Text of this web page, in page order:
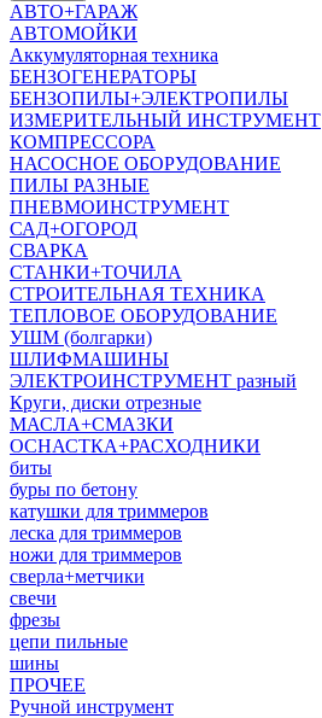
АВТО+ГАРАЖ
АВТОМОЙКИ
Аккумуляторная техника
БЕНЗОГЕНЕРАТОРЫ
БЕНЗОПИЛЫ+ЭЛЕКТРОПИЛЫ
ИЗМЕРИТЕЛЬНЫЙ ИНСТРУМЕНТ
КОМПРЕССОРА
НАСОСНОЕ ОБОРУДОВАНИЕ
ПИЛЫ РАЗНЫЕ
ПНЕВМОИНСТРУМЕНТ
САД+ОГОРОД
СВАРКА
СТАНКИ+ТОЧИЛА
СТРОИТЕЛЬНАЯ ТЕХНИКА
ТЕПЛОВОЕ ОБОРУДОВАНИЕ
УШМ (болгарки)
ШЛИФМАШИНЫ
ЭЛЕКТРОИНСТРУМЕНТ разный
Круги, диски отрезные
МАСЛА+СМАЗКИ
ОСНАСТКА+РАСХОДНИКИ
биты
буры по бетону
катушки для триммеров
леска для триммеров
ножи для триммеров
сверла+метчики
свечи
фрезы
цепи пильные
шины
ПРОЧЕЕ
Ручной инструмент